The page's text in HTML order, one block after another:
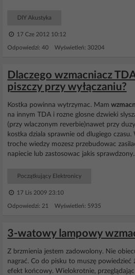
DIY Akustyka
17 Cze 2012 10:12
Odpowiedzi: 40 Wyświetleń: 30204
Dlaczego wzmacniacz
piszczy przy wyłączaniu?
Kostka powinna wytrzymac. Mam
na innym TDA i rozne glosne dzwieki
(przy wlaczonym reverbie)nawet przy
kostka dziala sprawnie od dlugiego czasu.
troche wiedzy mozesz przebudowac
napiecie lub zastosowac jakis
Początkujący Elektronicy
17 Lis 2009 23:10
Odpowiedzi: 21 Wyświetleń: 5935
3-watowy lampowy
Z brzmienia jestem zadowolony. Nie
nagrać. Co do pisku to muszę powiedzieć
efekt końcowy. Wielokrotnie,